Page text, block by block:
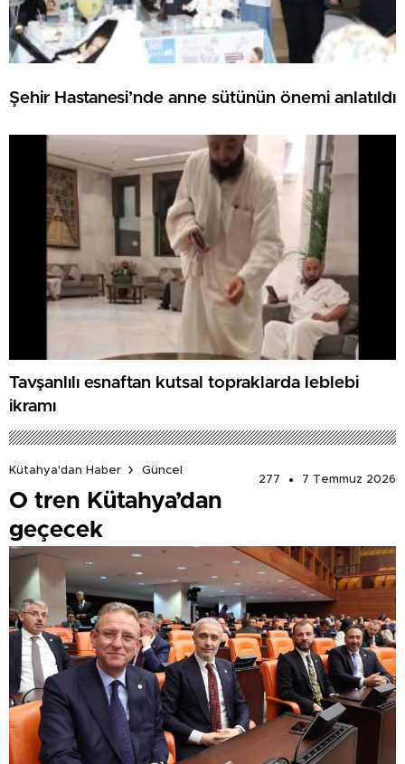
Şehir Hastanesi’nde anne sütünün önemi anlatıldı
Tavşanlılı esnaftan kutsal topraklarda leblebi
ikramı
Kütahya'dan Haber
Güncel
277
7 Temmuz 2026
O tren Kütahya’dan
geçecek